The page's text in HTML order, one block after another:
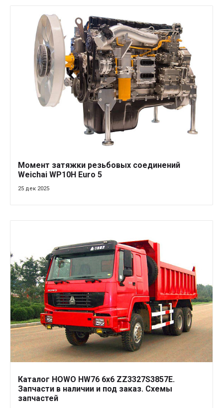
Момент затяжки резьбовых соединений
Weichai WP10H Euro 5
25 дек 2025
Каталог HOWO HW76 6x6 ZZ3327S3857E.
Запчасти в наличии и под заказ. Схемы
запчастей